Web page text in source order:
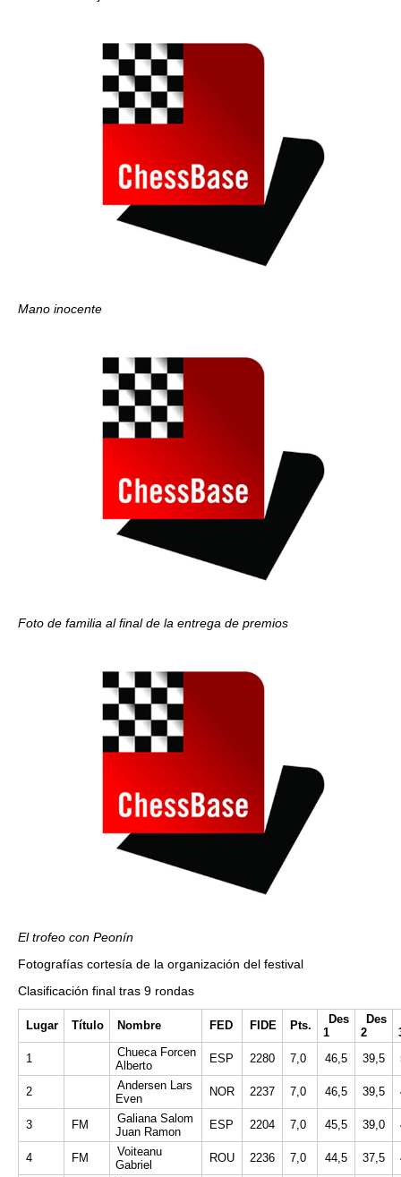
Mano inocente
Foto de familia al final de la entrega de premios
El trofeo con Peonín
Fotografías cortesía de la organización del festival
Clasificación final tras 9 rondas
Lugar Título Nombre FED FIDE Pts.
Des
1
Des
2
1
Chueca Forcen
Alberto
ESP 2280 7,0 46,5 39,5
2
Andersen Lars
Even
NOR 2237 7,0 46,5 39,5
3 FM
Galiana Salom
Juan Ramon
ESP 2204 7,0 45,5 39,0
4 FM
Voiteanu
Gabriel
ROU 2236 7,0 44,5 37,5